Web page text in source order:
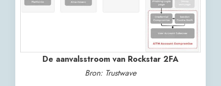
De aanvalsstroom van Rockstar 2FA
Bron: Trustwave